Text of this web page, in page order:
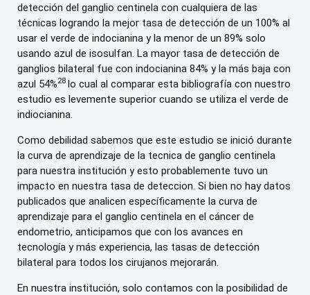
detección del ganglio centinela con cualquiera de las
técnicas logrando la mejor tasa de detección de un 100% al
usar el verde de indocianina y la menor de un 89% solo
usando azul de isosulfan. La mayor tasa de detección de
ganglios bilateral fue con indocianina 84% y la más baja con
azul 54%28 lo cual al comparar esta bibliografía con nuestro
estudio es levemente superior cuando se utiliza el verde de
indiocianina.
Como debilidad sabemos que este estudio se inició durante
la curva de aprendizaje de la tecnica de ganglio centinela
para nuestra institución y esto probablemente tuvo un
impacto en nuestra tasa de deteccion. Si bien no hay datos
publicados que analicen específicamente la curva de
aprendizaje para el ganglio centinela en el cáncer de
endometrio, anticipamos que con los avances en
tecnología y más experiencia, las tasas de detección
bilateral para todos los cirujanos mejorarán.
En nuestra institución, solo contamos con la posibilidad de